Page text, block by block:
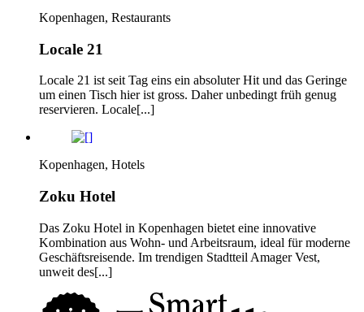
Kopenhagen, Restaurants
Locale 21
Locale 21 ist seit Tag eins ein absoluter Hit und das Geringe
um einen Tisch hier ist gross. Daher unbedingt früh genug
reservieren. Locale[...]
Kopenhagen, Hotels
Zoku Hotel
Das Zoku Hotel in Kopenhagen bietet eine innovative
Kombination aus Wohn- und Arbeitsraum, ideal für moderne
Geschäftsreisende. Im trendigen Stadtteil Amager Vest,
unweit des[...]